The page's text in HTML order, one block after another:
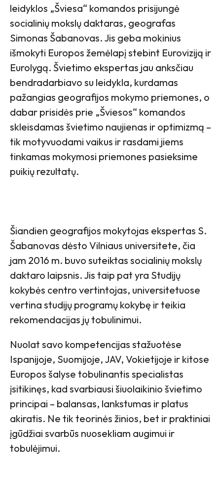
leidyklos „Šviesa“ komandos prisijungė
socialinių mokslų daktaras, geografas
Simonas Šabanovas. Jis geba mokinius
išmokyti Europos žemėlapį stebint Euroviziją ir
Eurolygą. Švietimo ekspertas jau anksčiau
bendradarbiavo su leidykla, kurdamas
pažangias geografijos mokymo priemones, o
dabar prisidės prie „Šviesos“ komandos
skleisdamas švietimo naujienas ir optimizmą –
tik motyvuodami vaikus ir rasdami jiems
tinkamas mokymosi priemones pasieksime
puikių rezultatų.
Šiandien geografijos mokytojas ekspertas S.
Šabanovas dėsto Vilniaus universitete, čia
jam 2016 m. buvo suteiktas socialinių mokslų
daktaro laipsnis. Jis taip pat yra Studijų
kokybės centro vertintojas, universitetuose
vertina studijų programų kokybę ir teikia
rekomendacijas jų tobulinimui.
Nuolat savo kompetencijas stažuotėse
Ispanijoje, Suomijoje, JAV, Vokietijoje ir kitose
Europos šalyse tobulinantis specialistas
įsitikinęs, kad svarbiausi šiuolaikinio švietimo
principai – balansas, lankstumas ir platus
akiratis. Ne tik teorinės žinios, bet ir praktiniai
įgūdžiai svarbūs nuosekliam augimui ir
tobulėjimui.